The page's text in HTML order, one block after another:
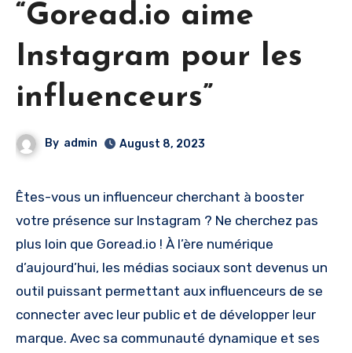
“Goread.io aime
Instagram pour les
influenceurs”
By admin August 8, 2023
Êtes-vous un influenceur cherchant à booster
votre présence sur Instagram ? Ne cherchez pas
plus loin que Goread.io ! À l’ère numérique
d’aujourd’hui, les médias sociaux sont devenus un
outil puissant permettant aux influenceurs de se
connecter avec leur public et de développer leur
marque. Avec sa communauté dynamique et ses